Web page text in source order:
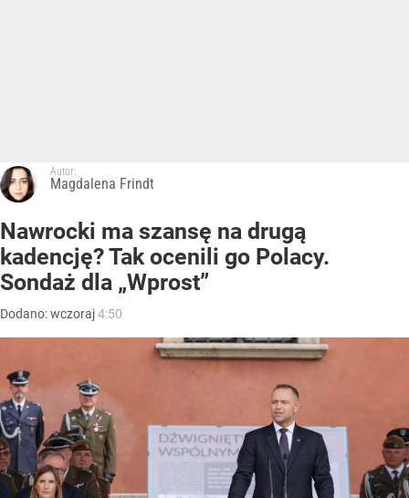
Autor:
Magdalena Frindt
Nawrocki ma szansę na drugą
kadencję? Tak ocenili go Polacy.
Sondaż dla „Wprost”
Dodano:wczoraj4:50